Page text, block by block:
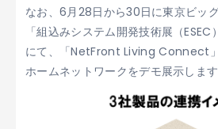
なお、6月28日から30日に東京ビッ
「組込みシステム開発技術展（ESEC
にて、「NetFront Living Connect」
ホームネットワークをデモ展示します